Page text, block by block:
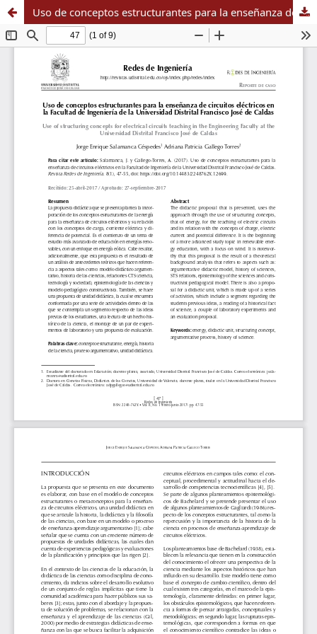
Uso de conceptos estructurantes para la enseñanza de circuitos eléctricos en la Facultad de Ingeniería de la Universidad Distrital Francisco José de Caldas